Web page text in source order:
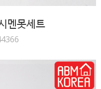
멘못세트